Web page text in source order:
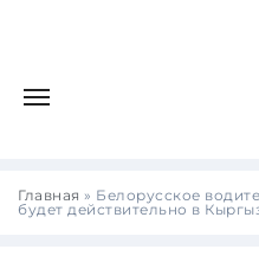
Главная » Белорусское
будет действительно в